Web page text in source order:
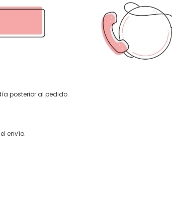
posterior al pedido.
envío.